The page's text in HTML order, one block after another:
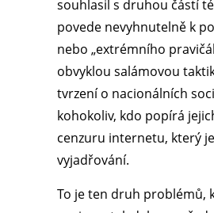
souhlasil s druhou částí
povede nevyhnutelně k
nebo „extrémního
obvyklou salámovou
tvrzení o nacionálních
kohokoliv, kdo popírá
cenzuru internetu, který
vyjadřování.
To je ten druh problémů,